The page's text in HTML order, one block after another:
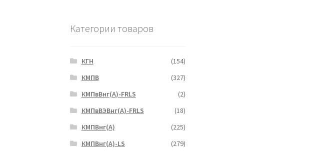
Категории товаров
КГН
(154)
КМПВ
(327)
КМПвВнг(А)-FRLS
(2)
КМПвВЭВнг(А)-FRLS
(18)
КМПВнг(А)
(225)
КМПВнг(А)-LS
(279)